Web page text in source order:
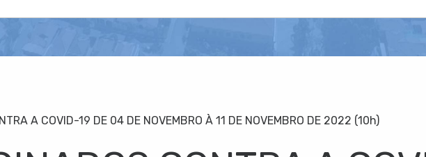
A COVID-19 DE 04 DE NOVEMBRO À 11 DE NOVEMBRO DE 2022 (10h)